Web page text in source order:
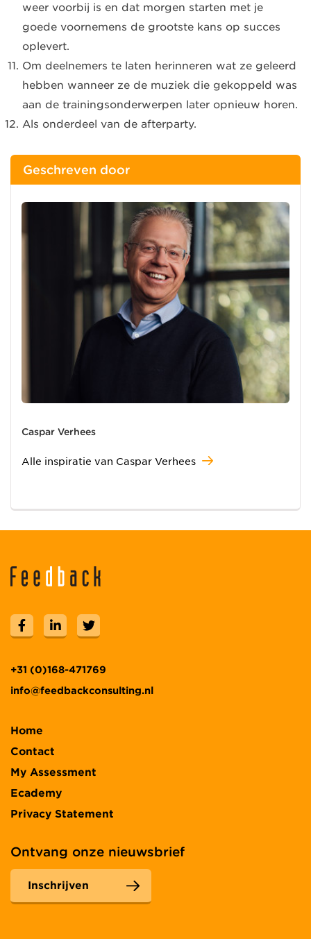
weer voorbij is en dat morgen starten met je
goede voornemens de grootste kans op succes
oplevert.
Om deelnemers te laten herinneren wat ze geleerd
hebben wanneer ze de muziek die gekoppeld was
aan de trainingsonderwerpen later opnieuw horen.
Als onderdeel van de afterparty.
Geschreven door
Caspar Verhees
Alle inspiratie van Caspar Verhees
+31 (0)168-471769
info@feedbackconsulting.nl
Home
Contact
My Assessment
Ecademy
Privacy Statement
Ontvang onze nieuwsbrief
Inschrijven